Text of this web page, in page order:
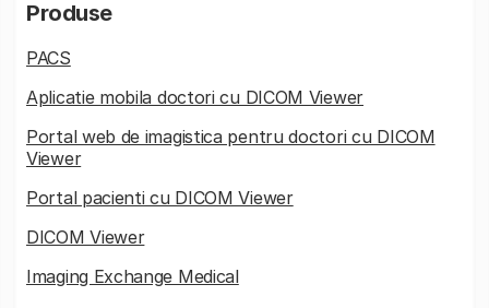
Produse
PACS
Aplicatie mobila doctori cu DICOM Viewer
Portal web de imagistica pentru doctori cu DICOM
Viewer
Portal pacienti cu DICOM Viewer
DICOM Viewer
Imaging Exchange Medical